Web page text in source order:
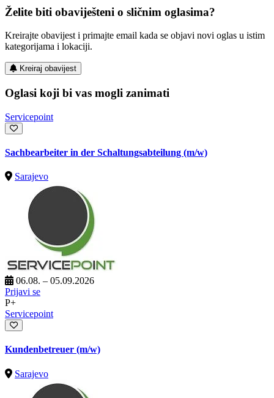
Želite biti obaviješteni o sličnim oglasima?
Kreirajte obavijest i primajte email kada se objavi novi oglas u istim
kategorijama i lokaciji.
Kreiraj obavijest
Oglasi koji bi vas mogli zanimati
Servicepoint
Sachbearbeiter in der Schaltungsabteilung (m/w)
Sarajevo
06.08. – 05.09.2026
Prijavi se
P+
Servicepoint
Kundenbetreuer (m/w)
Sarajevo